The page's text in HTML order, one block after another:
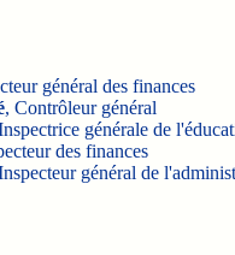
général des finances
, Contrôleur général
générale de
des finances
général de